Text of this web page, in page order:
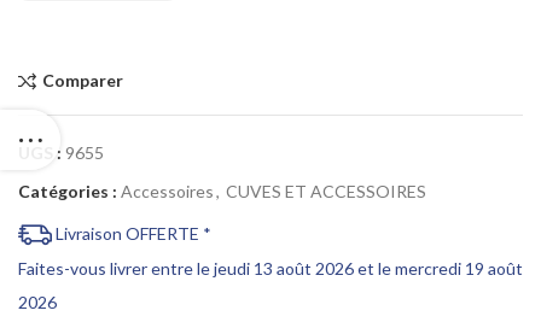
Comparer
UGS : 9655
Catégories : Accessoires, CUVES ET ACCESSOIRES
Livraison OFFERTE *
Faites-vous livrer entre le jeudi 13 août 2026 et le mercredi 19 août
2026